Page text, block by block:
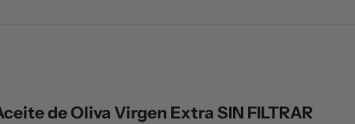
de Oliva Virgen Extra SIN FILTRAR